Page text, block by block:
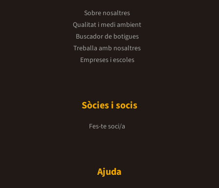
Sobre nosaltres
Qualitat i medi ambient
Buscador de botigues
Treballa amb nosaltres
Empreses i escoles
Sòcies i socis
Fes-te soci/a
Ajuda